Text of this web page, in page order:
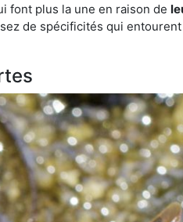
font plus la une en raison de
de spécificités qui entourent